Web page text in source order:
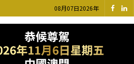
08月07日2026年